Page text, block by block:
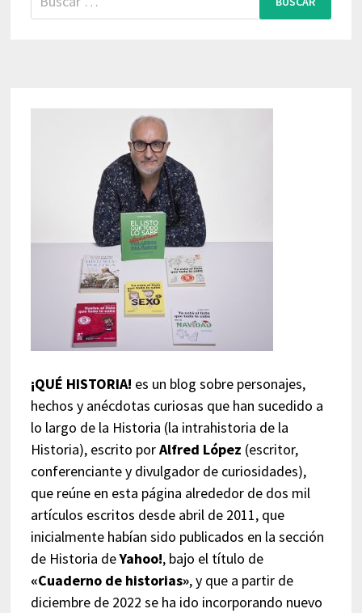
¡QUÉ HISTORIA! es un blog sobre personajes,
hechos y anécdotas curiosas que han sucedido a
lo largo de la Historia (la intrahistoria de la
Historia), escrito porAlfred López (escritor,
conferenciante y divulgador de curiosidades),
que reúne en esta página alrededor de dos mil
artículos escritos desde abril de 2011, que
inicialmente habían sido publicados en la sección
de Historia deYahoo!, bajo el título de
«Cuaderno de historias», y que a partir de
diciembre de 2022 se ha ido incorporando nuevo